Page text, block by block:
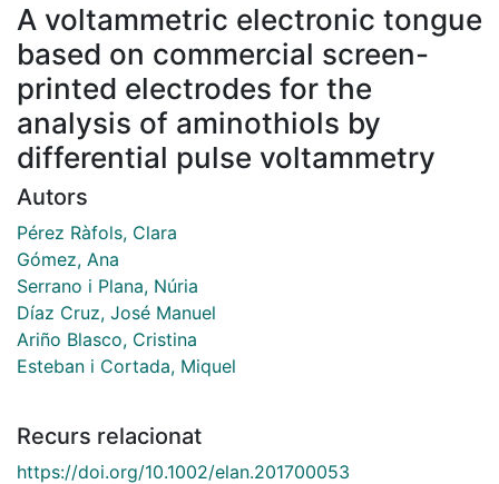
A voltammetric electronic tongue
based on commercial screen-
printed electrodes for the
analysis of aminothiols by
differential pulse voltammetry
Autors
Pérez Ràfols, Clara
Gómez, Ana
Serrano i Plana, Núria
Díaz Cruz, José Manuel
Ariño Blasco, Cristina
Esteban i Cortada, Miquel
Recurs relacionat
https://doi.org/10.1002/elan.201700053